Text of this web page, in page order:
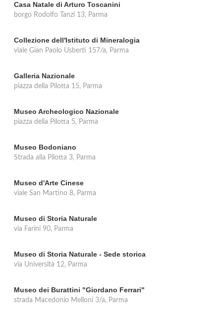
Casa Natale di Arturo Toscanini
borgo Rodolfo Tanzi 13, Parma
Collezione dell'Istituto di Mineralogia
viale Gian Paolo Usberti 157/a, Parma
Galleria Nazionale
piazza della Pilotta 15, Parma
Museo Archeologico Nazionale
piazza della Pilotta 5, Parma
Museo Bodoniano
Strada alla Pilotta 3, Parma
Museo d'Arte Cinese
viale San Martino 8, Parma
Museo di Storia Naturale
via Farini 90, Parma
Museo di Storia Naturale - Sede storica
via Università 12, Parma
Museo dei Burattini "Giordano Ferrari"
strada Macedonio Melloni 3/a, Parma